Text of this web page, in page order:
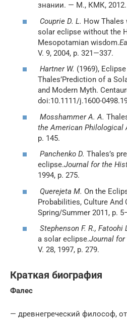
знании. — М., КМК,
Couprie D. L. How Thales
solar eclipse without the
Mesopotamian wisdom.
V. 9, 2004, p. 321—337.
Hartner W. (1969),
Thales’Prediction of a
and Modern Myth.
doi:10.1111/j.1600-
Mosshammer A. A.
the American Philological
p. 145.
Panchenko D. Thales’s
eclipse.Journal for the
1994, p. 275.
Querejeta M. On the
Probabilities, Culture And
Spring/Summer 2011, p.
Stephenson F. R., Fatoohi
a solar eclipse.Journal
V. 28, 1997, p. 279.
Краткая биография
Фалес
— древнегреческий философ,